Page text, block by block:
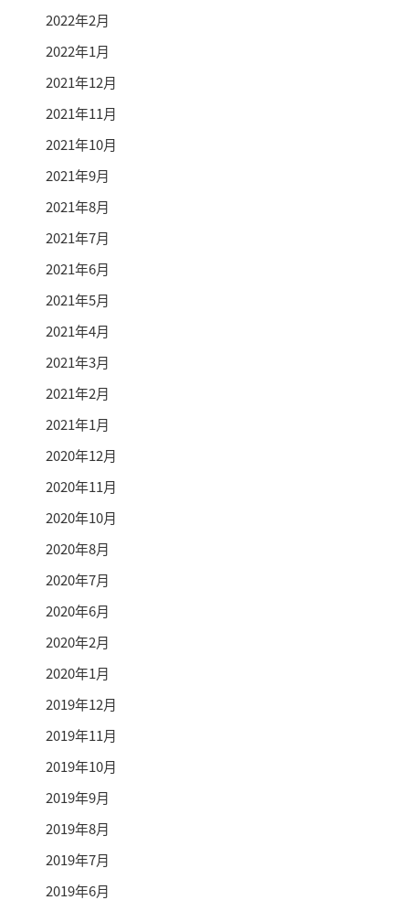
2022年2月
2022年1月
2021年12月
2021年11月
2021年10月
2021年9月
2021年8月
2021年7月
2021年6月
2021年5月
2021年4月
2021年3月
2021年2月
2021年1月
2020年12月
2020年11月
2020年10月
2020年8月
2020年7月
2020年6月
2020年2月
2020年1月
2019年12月
2019年11月
2019年10月
2019年9月
2019年8月
2019年7月
2019年6月